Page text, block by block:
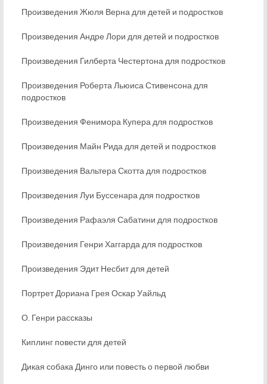
Произведения Жюля Верна для детей и подростков
Произведения Андре Лори для детей и подростков
Произведения Гилберта Честертона для подростков
Произведения Роберта Льюиса Стивенсона для
подростков
Произведения Фенимора Купера для подростков
Произведения Майн Рида для детей и подростков
Произведения Вальтера Скотта для подростков
Произведения Луи Буссенара для подростков
Произведения Рафаэля Сабатини для подростков
Произведения Генри Хаггарда для подростков
Произведения Эдит Несбит для детей
Портрет Дориана Грея Оскар Уайльд
О. Генри рассказы
Киплинг повести для детей
Дикая собака Динго или повесть о первой любви